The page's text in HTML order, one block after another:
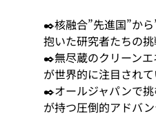
✒️核融合”先進国”か
抱いた研究者たちの
✒️無尽蔵のクリーン
が世界的に注目され
✒️オールジャパンで
が持つ圧倒的アドバ